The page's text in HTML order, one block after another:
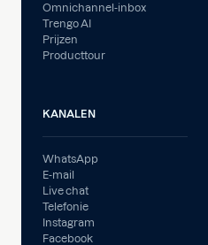
Omnichannel-inbox
Trengo AI
Prijzen
Producttour
KANALEN
WhatsApp
E-mail
Live chat
Telefonie
Instagram
Facebook